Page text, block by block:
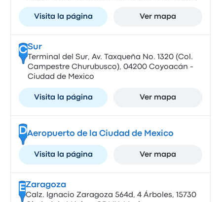
Visita la página Ver mapa
CSur
Terminal del Sur, Av. Taxqueña No. 1320 (Col.
Campestre Churubusco), 04200 Coyoacán -
Ciudad de Mexico
Visita la página Ver mapa
DAeropuerto de la Ciudad de Mexico
Visita la página Ver mapa
EZaragoza
Calz. Ignacio Zaragoza 564d, 4 Árboles, 15730